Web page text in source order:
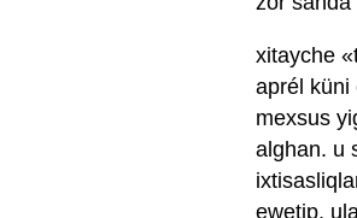
xitayche
aprél küni
mexsus
alghan. u
ewetip,